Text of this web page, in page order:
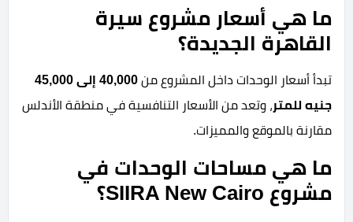
ما هي أسعار مشروع سيرة
القاهرة الجديدة؟
تبدأ أسعار الوحدات داخل المشروع من
40,000 إلى 45,000
جنيه للمتر، وتعد من الأسعار التنافسية في منطقة الأندلس
مقارنة بالموقع والمميزات.
ما هي مساحات الوحدات في
مشروع SIIRA New Cairo؟